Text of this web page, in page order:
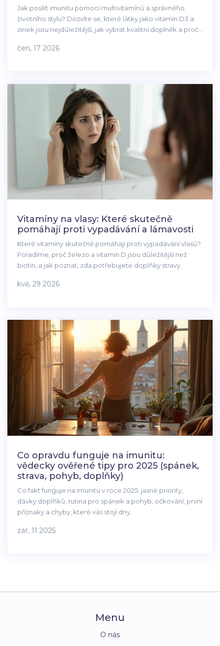
Jak posílit imunitu pomocí multivitamínů a správného
životního stylu? Dozvíte se, které látky jako vitamín D3 a
zinek jsou nejdůležitější, jak vybrat kvalitní doplněk a proč
čen, 17 2026
Vitamíny na vlasy: Které skutečně
pomáhají proti vypadávání a lámavosti
Které vitamíny skutečně pomáhají proti vypadávání vlasů?
Poradíme, proč železo a vitamin D jsou důležitější než
biotin, a jak poznat, zda potřebujete doplňky stravy.
kvě, 29 2026
Co opravdu funguje na imunitu:
vědecky ověřené tipy pro 2025 (spánek,
strava, pohyb, doplňky)
Co fakt funguje na imunitu v roce 2025: jasné priority,
dávky doplňků, rutina pro spánek a pohyb, očkování, první
příznaky a chyby, které vás stojí dny.
zář, 11 2025
Menu
O nás